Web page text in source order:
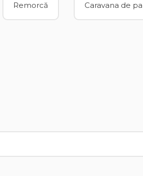
Remorcă Caravana de